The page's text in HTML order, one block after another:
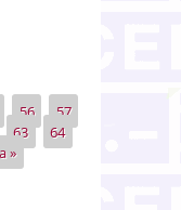
de
naturaleza
56
57
63
64
»